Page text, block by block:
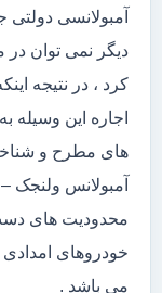
آمبولانسی
دیگر نمی توان
کرد ، در نتیجه
اجاره این وسیله
های مطرح و
آمبولانس ولنجک
محدودیت های
خودروهای امدادی
می باشد .